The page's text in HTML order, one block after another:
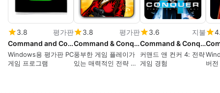
3.8
평가판
Command and Conquer 3: Tiberium Wars
Windows용 평가판 PC
게임 프로그램
3.8
평가판
Command & Conquer: Red Alert 3
풍부한 게임 플레이가
있는 매력적인 전략 게
3.6
지불
Command & Conquer 4
커맨드 앤 컨커 4: 전략
게임 경험
버